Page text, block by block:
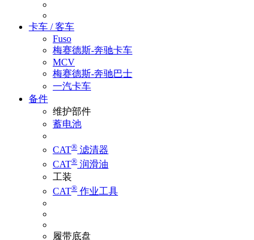
卡车 / 客车
Fuso
梅赛德斯-奔驰卡车
MCV
梅赛德斯-奔驰巴士
一汽卡车
备件
维护部件
蓄电池
CAT® 滤清器
CAT® 润滑油
工装
CAT® 作业工具
履带底盘